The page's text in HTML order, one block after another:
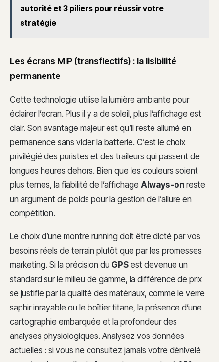
autorité et 3 piliers pour réussir votre
stratégie
Les écrans MIP (transflectifs) : la lisibilité
permanente
Cette technologie utilise la lumière ambiante pour
éclairer l’écran. Plus il y a de soleil, plus l’affichage est
clair. Son avantage majeur est qu’il reste allumé en
permanence sans vider la batterie. C’est le choix
privilégié des puristes et des traileurs qui passent de
longues heures dehors. Bien que les couleurs soient
plus ternes, la fiabilité de l’affichage Always-on reste
un argument de poids pour la gestion de l’allure en
compétition.
Le choix d’une montre running doit être dicté par vos
besoins réels de terrain plutôt que par les promesses
marketing. Si la précision du GPS est devenue un
standard sur le milieu de gamme, la différence de prix
se justifie par la qualité des matériaux, comme le verre
saphir inrayable ou le boîtier titane, la présence d’une
cartographie embarquée et la profondeur des
analyses physiologiques. Analysez vos données
actuelles : si vous ne consultez jamais votre dénivelé